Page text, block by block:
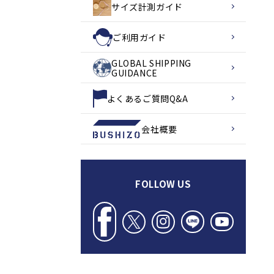
サイズ計測ガイド
ご利用ガイド
GLOBAL SHIPPING
GUIDANCE
よくあるご質問Q&A
会社概要
FOLLOW US